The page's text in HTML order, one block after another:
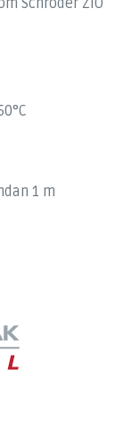
Schroder ZIO
1 m